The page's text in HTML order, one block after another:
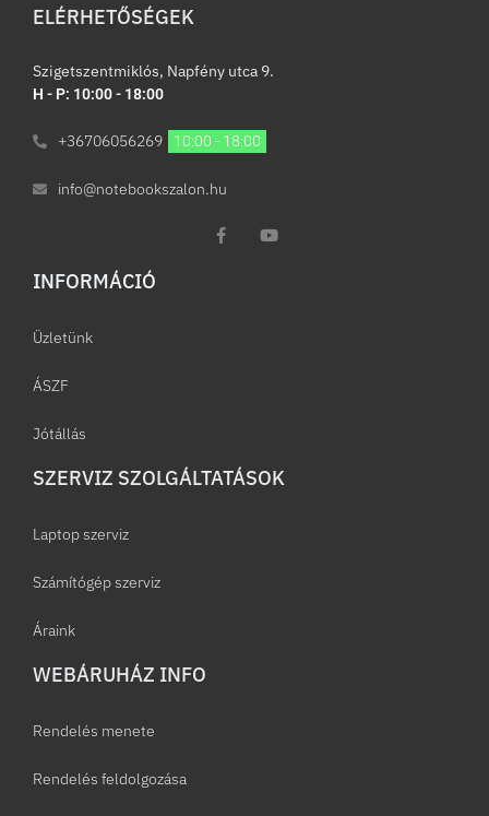
ELÉRHETŐSÉGEK
Szigetszentmiklós, Napfény utca 9.
H - P: 10:00 - 18:00
+36706056269 10:00 - 18:00
info@notebookszalon.hu
INFORMÁCIÓ​
Üzletünk
ÁSZF
Jótállás
SZERVIZ SZOLGÁLTATÁSOK
Laptop szerviz
Számítógép szerviz
Áraink
WEBÁRUHÁZ INFO
Rendelés menete
Rendelés feldolgozása